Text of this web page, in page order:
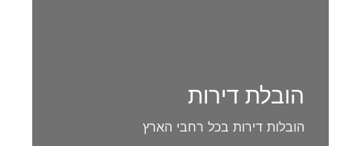
הובלת דירות
הובלות דירות בכל רחבי הארץ